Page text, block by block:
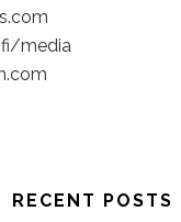
media
RECENT POSTS